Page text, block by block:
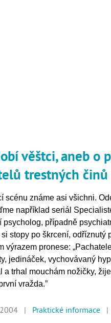
věštci, aneb o
trestných činů
scénu známe asi všichni.
například seriál
psycholog, případně
stopy po škrcení, odříznutý
výrazem pronese:
jedináček, vychovávaný
a trhal mouchám nožičky,
vražda.”
2004 | Praktické informace |